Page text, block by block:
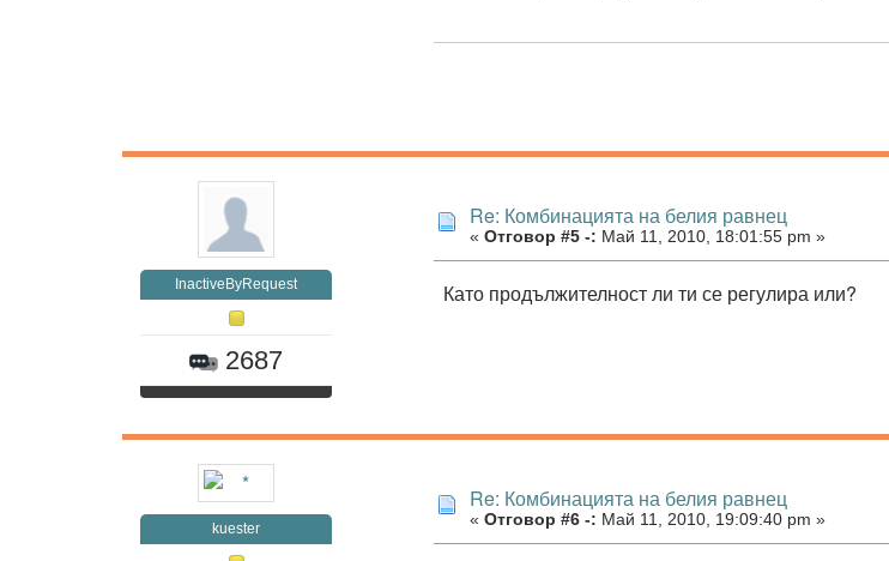
InactiveByRequest
2687
Re: Комбинацията на белия равнец
« Отговор #5 -: Май 11, 2010, 18:01:55 pm »
Като продължителност ли ти се регулира или?
kuester
Re: Комбинацията на белия равнец
« Отговор #6 -: Май 11, 2010, 19:09:40 pm »